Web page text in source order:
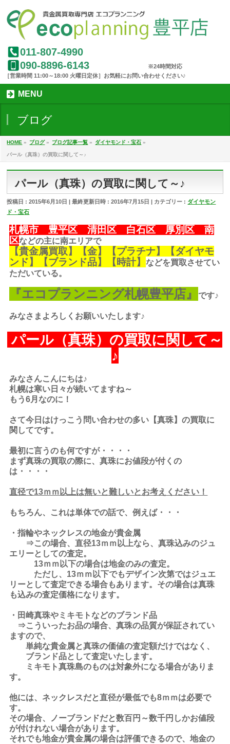
011-807-4990
090-8896-6143
MENU
ブログ
HOME » ブログ» ブログ記事一覧 » ダイヤモンド・宝石 »
パール（真珠）の買取に関して～♪
パール（真珠）の買取に関して～♪
投稿日 : 2015年6月10日 最終更新日時 : 2016年7月15日 カテゴリー : ダイヤモン
ド・宝石
札幌市 豊平区 清田区 白石区 厚別区 南
区などの主に南エリアで
【貴金属買取 】【金】【プラチナ】【ダイヤモ
ンド】【ブランド品】【時計】などを買取させてい
ただいている。
『エコプランニング札幌豊平店』です♪
みなさまよろしくお願いいたします♪
パール（真珠）の買取に関して～
♪
みなさんこんにちは♪
札幌は寒い日々が続いてますね～
もう6月なのに！
さて今日はけっこう問い合わせの多い【真珠】の買取に
関してです。
最初に言うのも何ですが・・・・
まず真珠の買取の際に、真珠にお値段が付くの
は・・・・
直径で13ｍｍ以上は無いと難しいとお考えください！
もちろん、これは単体での話で、例えば・・・
・指輪やネックレスの地金が貴金属
⇒この場合、直径13ｍｍ以上なら、真珠込みのジュ
エリーとしての査定。
13ｍｍ以下の場合は地金のみの査定。
ただし、13ｍｍ以下でもデザイン次第ではジュエ
リーとして査定できる場合もあります。その場合は真珠
も込みの査定価格になります。
・田崎真珠やミキモトなどのブランド品
⇒こういったお品の場合、真珠の品質が保証されてい
ますので、
単純な貴金属と真珠の価値の査定額だけではなく、
ブランド品として査定いたします。
ミキモト真珠島のものは対象外になる場合がありま
す。
他には、ネックレスだと直径が最低でも8ｍｍは必要で
す。
その場合、ノーブランドだと数百円～数千円しかお値段
が付けれない場合があります。
それでも地金が貴金属の場合は評価できるので、地金の